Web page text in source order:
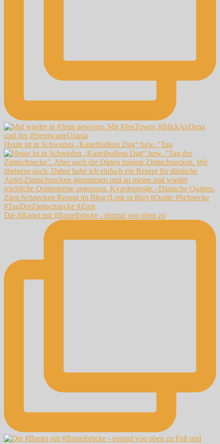
Heute ist in Schweden „Kanelbullens Dag“ bzw. "Tag
Die #Bastei mit #Basteibrücke - einmal von oben zu